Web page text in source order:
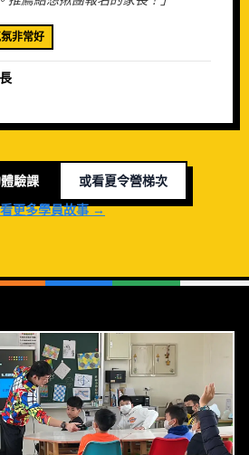
非常好
驗課
或看夏令營梯次
更多學員故事 →